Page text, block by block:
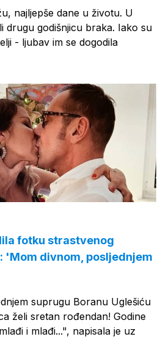
najljepše dane u životu. U
drugu godišnjicu braka. Iako su
- ljubav im se dogodila
fotku strastvenog
'Mom divnom, posljednjem
suprugu Boranu Uglešiću
želi sretan rođendan! Godine
i mlađi...", napisala je uz